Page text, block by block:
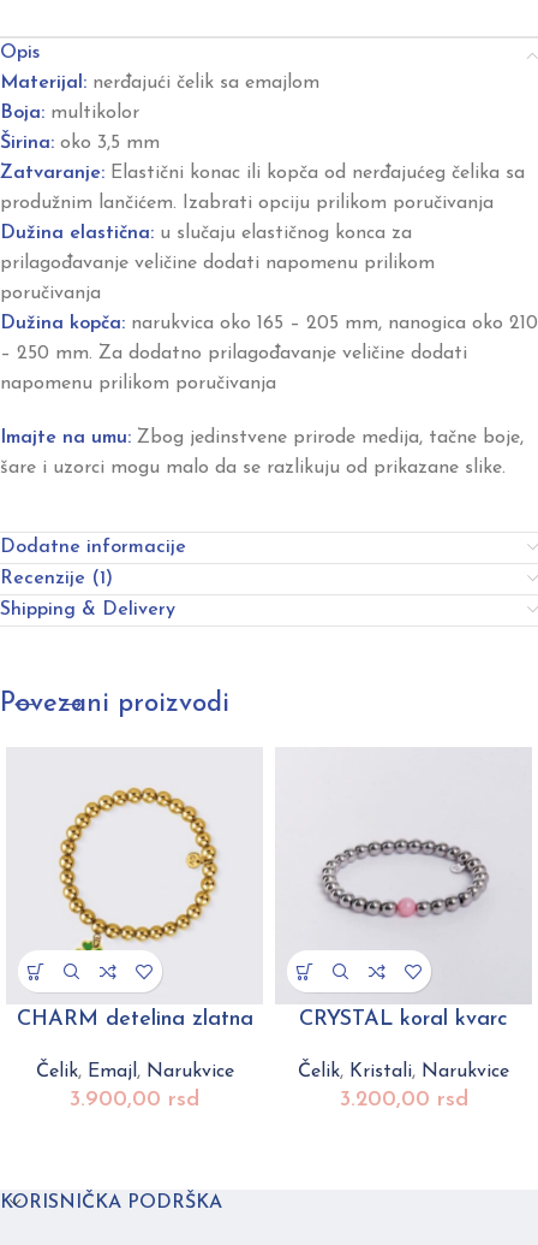
Opis
Materijal: nerđajući čelik sa emajlom
Boja: multikolor
Širina: oko 3,5 mm
Zatvaranje: Elastični konac ili kopča od nerđajućeg čelika sa
produžnim lančićem. Izabrati opciju prilikom poručivanja
Dužina elastična: u slučaju elastičnog konca za
prilagođavanje veličine dodati napomenu prilikom
poručivanja
Dužina kopča: narukvica oko 165 – 205 mm, nanogica oko 210
– 250 mm. Za dodatno prilagođavanje veličine dodati
napomenu prilikom poručivanja
Imajte na umu: Zbog jedinstvene prirode medija, tačne boje,
šare i uzorci mogu malo da se razlikuju od prikazane slike.
Dodatne informacije
Recenzije (1)
Shipping & Delivery
Povezani proizvodi
CHARM detelina zlatna
Čelik, Emajl, Narukvice
3.900,00 rsd
CRYSTAL koral kvarc
Čelik, Kristali, Narukvice
3.200,00 rsd
KORISNIČKA PODRŠKA